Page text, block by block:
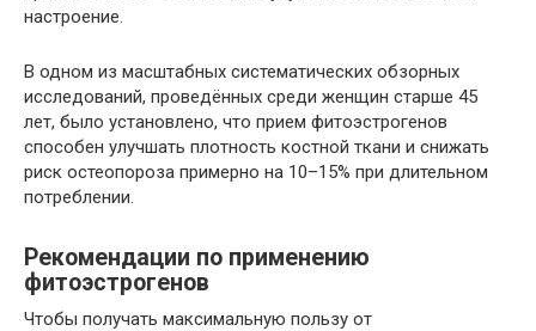
настроение.
В одном из масштабных систематических обзорных
исследований, проведённых среди женщин старше 45
лет, было установлено, что прием фитоэстрогенов
способен улучшать плотность костной ткани и снижать
риск остеопороза примерно на 10–15% при длительном
потреблении.
Рекомендации по применению
фитоэстрогенов
Чтобы получать максимальную пользу от